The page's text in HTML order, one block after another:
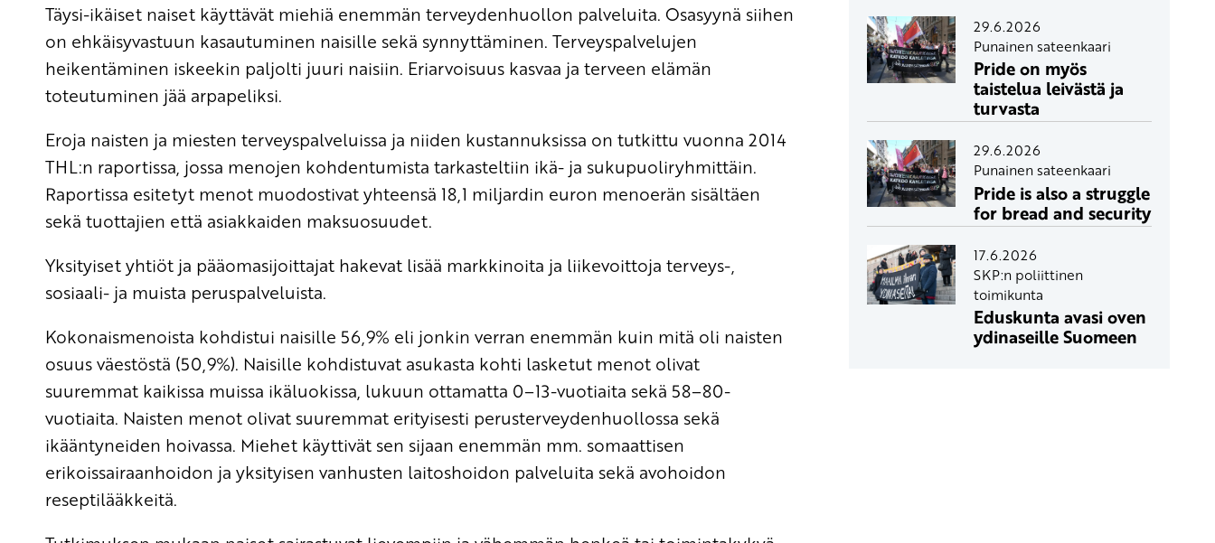
Täysi-ikäiset naiset käyttävät miehiä enemmän terveydenhuollon palveluita. Osasyynä siihen
on ehkäisyvastuun kasautuminen naisille sekä synnyttäminen. Terveyspalvelujen
heikentäminen iskeekin paljolti juuri naisiin. Eriarvoisuus kasvaa ja terveen elämän
toteutuminen jää arpapeliksi.
Eroja naisten ja miesten terveyspalveluissa ja niiden kustannuksissa on tutkittu vuonna 2014
THL:n raportissa, jossa menojen kohdentumista tarkasteltiin ikä- ja sukupuoliryhmittäin.
Raportissa esitetyt menot muodostivat yhteensä 18,1 miljardin euron menoerän sisältäen
sekä tuottajien että asiakkaiden maksuosuudet.
Yksityiset yhtiöt ja pääomasijoittajat hakevat lisää markkinoita ja liikevoittoja terveys-,
sosiaali- ja muista peruspalveluista.
Kokonaismenoista kohdistui naisille 56,9% eli jonkin verran enemmän kuin mitä oli naisten
osuus väestöstä (50,9%). Naisille kohdistuvat asukasta kohti lasketut menot olivat
suuremmat kaikissa muissa ikäluokissa, lukuun ottamatta 0–13-vuotiaita sekä 58–80-
vuotiaita. Naisten menot olivat suuremmat erityisesti perusterveydenhuollossa sekä
ikääntyneiden hoivassa. Miehet käyttivät sen sijaan enemmän mm. somaattisen
erikoissairaanhoidon ja yksityisen vanhusten laitoshoidon palveluita sekä avohoidon
reseptilääkkeitä.
29.6.2026
Punainen sateenkaari
Pride on myös
taistelua leivästä ja
turvasta
29.6.2026
Punainen sateenkaari
Pride is also a struggle
for bread and security
17.6.2026
SKP:n poliittinen
toimikunta
Eduskunta avasi oven
ydinaseille Suomeen